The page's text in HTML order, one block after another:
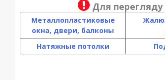
Для перегляду
Металлопластиковые
окна, двери, балконы
Натяжные потолки